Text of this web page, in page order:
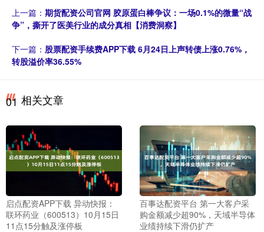
上一篇： 期货配资公司官网 胶原蛋白棒争议：一场0.1%的微量“战
争”，撕开了医美行业的成分真相【消费洞察】
下一篇： 股票配资手续费APP下载 6月24日上声转债上涨0.76%，
转股溢价率36.55%
01 相关文章
启点配资APP下载 异动快报：
联环药业（600513）10月15日
11点15分触及涨停板
百事达配资平台 第一大客户采
购金额减少超90%，天域半导体
业绩持续下滑仍扩产